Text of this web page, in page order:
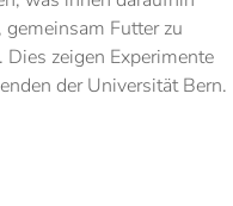
Futter zu
Dies zeigen Experimente
der Universität Bern.